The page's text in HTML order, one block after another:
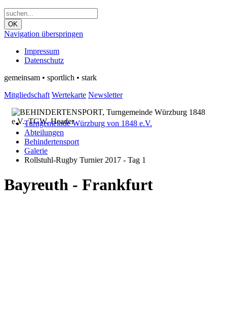
OK
Navigation überspringen
Impressum
Datenschutz
gemeinsam • sportlich • stark
Mitgliedschaft Wertekarte Newsletter
Turngemeinde Würzburg von 1848 e.V.
Abteilungen
Behindertensport
Galerie
Rollstuhl-Rugby Turnier 2017 - Tag 1
Bayreuth - Frankfurt